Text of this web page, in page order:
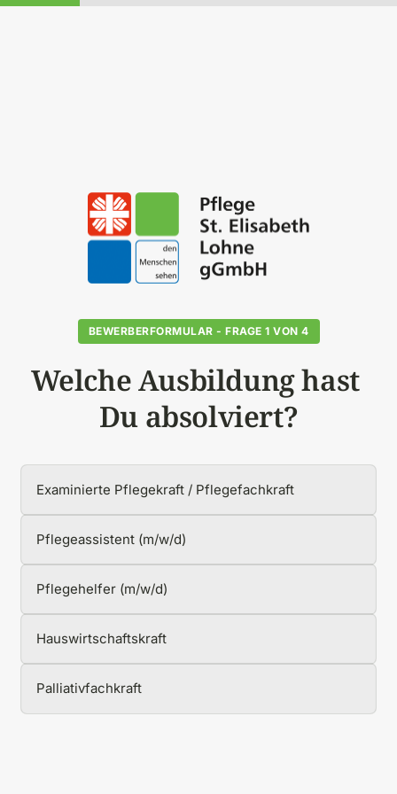
BEWERBERFORMULAR - FRAGE 1 VON 4
Welche Ausbildung hast
Du absolviert?
Examinierte Pflegekraft / Pflegefachkraft
Pflegeassistent (m/w/d)
Pflegehelfer (m/w/d)
Hauswirtschaftskraft
Palliativfachkraft